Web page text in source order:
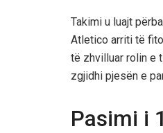
Takimi u luajt
Atletico arriti të
të zhvilluar rolin e
zgjidhi pjesën e
Pasimi i